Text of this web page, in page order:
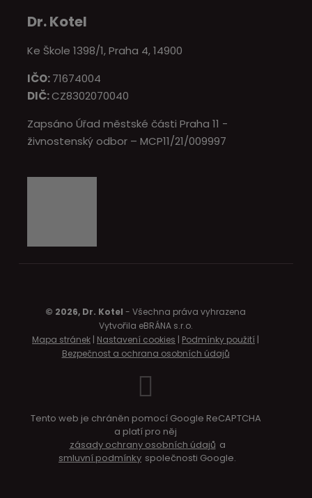
Dr. Kotel
Ke Škole 1398/1, Praha 4, 14900
IČO:71674004
DIČ:CZ8302070040
Zapsáno Úřad městské části Praha 11 -
živnostenský odbor – MCP11/21/009997
© 2026, Dr. Kotel - Všechna práva vyhrazena
Vytvořila eBRÁNA s.r.o.
Mapa stránek | Nastavení cookies | Podmínky použití |
Bezpečnost a ochrana osobních údajů
Tento web je chráněn pomocí Google ReCAPTCHA
a platí pro něj
zásady ochrany osobních údajů a
smluvní podmínky společnosti Google.